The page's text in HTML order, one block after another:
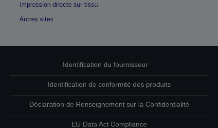
Impression directe sur tissu
Autres sites
Identification du fournisseur
Identification de conformité des produits
Déclaration de Renseignement sur la Confidentialité
EU Data Act Compliance